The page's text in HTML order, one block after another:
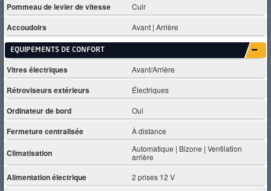
Pommeau de levier de vitesse Cuir
Accoudoirs Avant | Arrière
EQUIPEMENTS DE CONFORT
Vitres électriques Avant/Arrière
Rétroviseurs extérieurs Électriques
Ordinateur de bord Oui
Fermeture centralisée À distance
Climatisation
Automatique | Bizone | Ventilation
arrière
Alimentation électrique 2 prises 12 V